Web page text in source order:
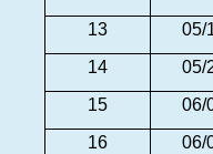
13
05/
14
05/
15
06/
16
06/